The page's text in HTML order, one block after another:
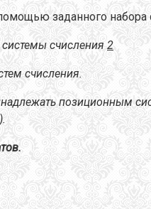
заданного
счисления 2
счисления.
позиционным